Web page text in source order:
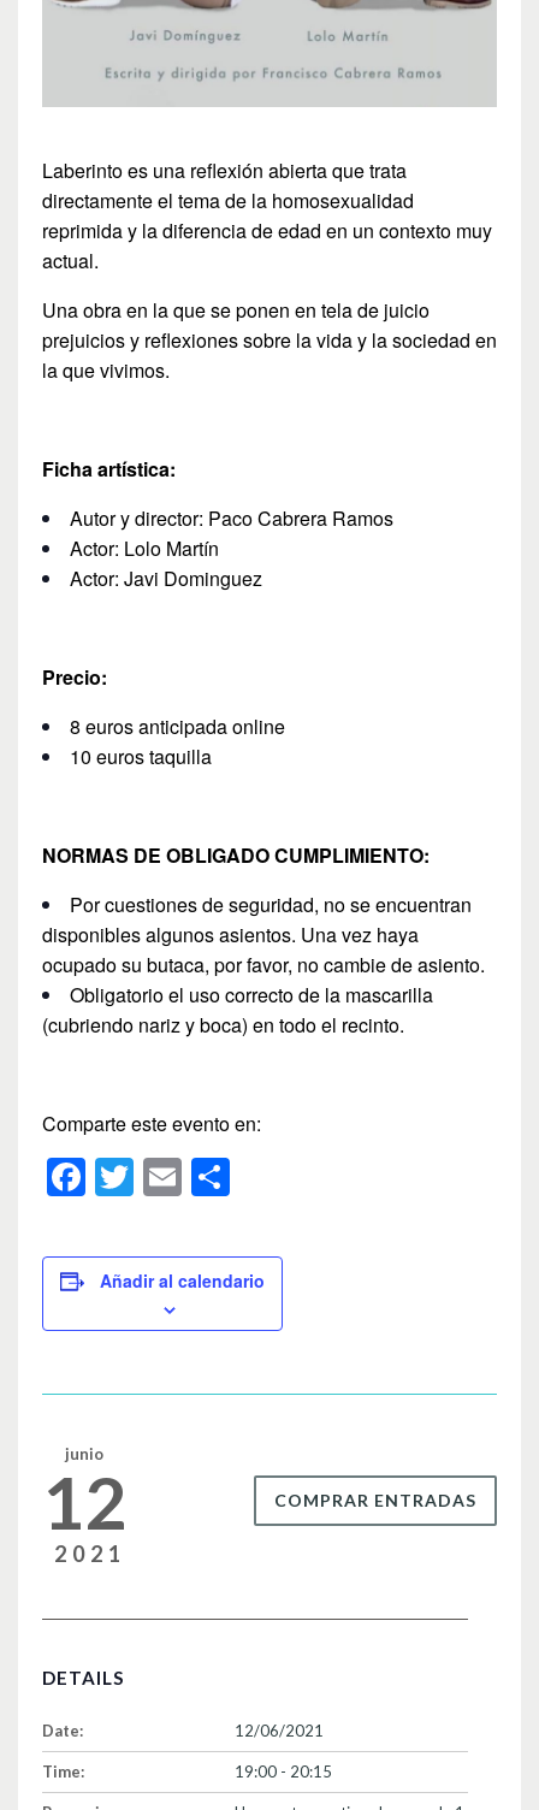
Laberinto es una reflexión abierta que trata
directamente el tema de la homosexualidad
reprimida y la diferencia de edad en un contexto muy
actual.
Una obra en la que se ponen en tela de juicio
prejuicios y reflexiones sobre la vida y la sociedad en
la que vivimos.
Ficha artística:
Autor y director: Paco Cabrera Ramos
Actor: Lolo Martín
Actor: Javi Dominguez
Precio:
8 euros anticipada online
10 euros taquilla
NORMAS DE OBLIGADO CUMPLIMIENTO:
Por cuestiones de seguridad, no se encuentran
disponibles algunos asientos. Una vez haya
ocupado su butaca, por favor, no cambie de asiento.
Obligatorio el uso correcto de la mascarilla
(cubriendo nariz y boca) en todo el recinto.
Comparte este evento en:
F
c
e
b
o
k
T
tt
er
E
ailm
p
ar
Añadir al calendario
junio
12
2021
COMPRAR ENTRADAS
DETAILS
Date: 12/06/2021
Time: 19:00 - 20:15